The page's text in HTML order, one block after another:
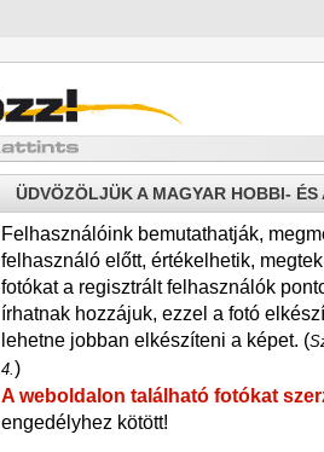
ÜDVÖZÖLJÜK A MAGYAR HOBBI-
Felhasználóink bemutathatják,
felhasználó előtt, értékelhetik,
fotókat a regisztrált felhasználók
írhatnak hozzájuk, ezzel a fotó
lehetne jobban elkészíteni a képet. (
4.)
A weboldalon található fotókat
engedélyhez kötött!